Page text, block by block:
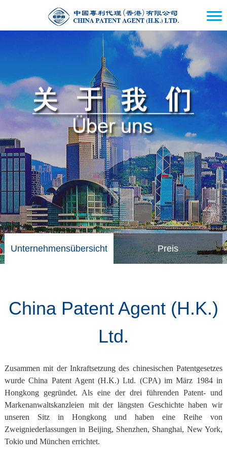
Unternehmensübersicht Preis
China Patent Agent (H.K.)
Ltd.
Zusammen mit der Inkraftsetzung des chinesischen Patentgesetzes
wurde China Patent Agent (H.K.) Ltd. (CPA) im März 1984 in
Hongkong gegründet. Als eine der drei führenden Patent- und
Markenanwaltskanzleien mit der längsten Geschichte haben wir
unseren Sitz in Hongkong und haben eine Reihe von
Zweigniederlassungen in Beijing, Shenzhen, Shanghai, New York,
Tokio und München errichtet.